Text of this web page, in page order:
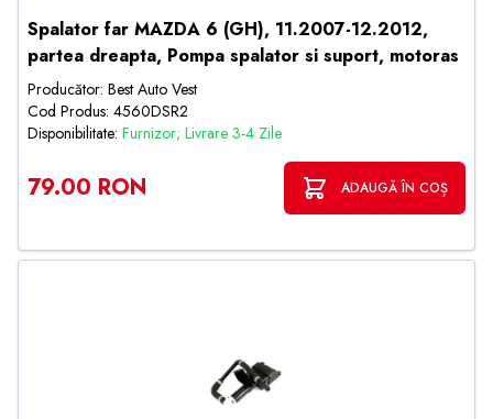
Spalator far MAZDA 6 (GH), 11.2007-12.2012,
partea dreapta, Pompa spalator si suport, motoras
Producător: Best Auto Vest
Cod Produs: 4560DSR2
Disponibilitate: Furnizor; Livrare 3-4 Zile
79.00 RON ADAUGĂ ÎN COȘ